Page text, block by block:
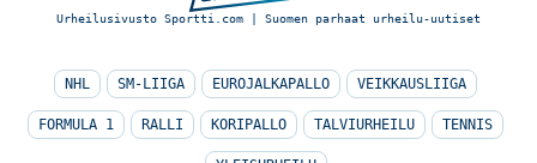
Urheilusivusto Sportti.com | Suomen parhaat urheilu-uutiset
NHL SM-LIIGA EUROJALKAPALLO VEIKKAUSLIIGA
FORMULA 1 RALLI KORIPALLO TALVIURHEILU TENNIS